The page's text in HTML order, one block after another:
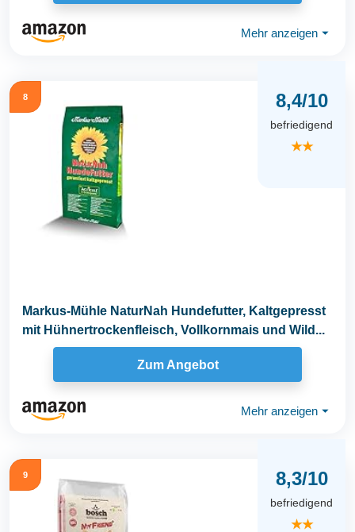
Mehr anzeigen ⏷
8 8,4/10
befriedigend
★★
Markus-Mühle NaturNah Hundefutter, Kaltgepresst
mit Hühnertrockenfleisch, Vollkornmais und Wild...
Zum Angebot
Mehr anzeigen ⏷
9 8,3/10
befriedigend
★★